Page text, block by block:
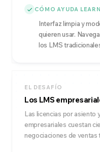
CÓMO AYUDA
Interfaz limpia y
quieren usar.
los LMS
EL DESAFÍO
Los LMS
Las licencias por asiento
empresariales cuestan
negociaciones de ventas